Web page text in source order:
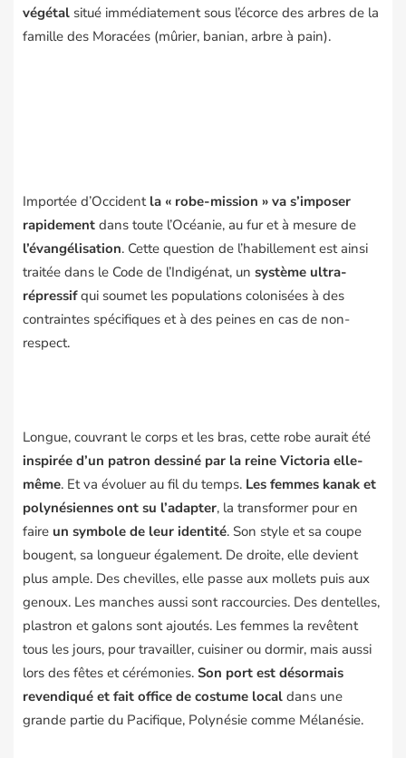
végétal situé immédiatement sous l’écorce des arbres de la
famille des Moracées (mûrier, banian, arbre à pain).
Importée d’Occident la « robe-mission » va s’imposer
rapidement dans toute l’Océanie, au fur et à mesure de
l’évangélisation. Cette question de l’habillement est ainsi
traitée dans le Code de l’Indigénat, un système ultra-
répressifqui soumet les populations colonisées à des
contraintes spécifiques et à des peines en cas de non-
respect.
Longue, couvrant le corps et les bras, cette robe aurait été
inspirée d’un patron dessiné par la reine Victoria elle-
même. Et va évoluer au fil du temps. Les femmes kanak et
polynésiennes ont su l’adapter, la transformer pour en
faire un symbole de leur identité. Son style et sa coupe
bougent, sa longueur également. De droite, elle devient
plus ample. Des chevilles, elle passe aux mollets puis aux
genoux. Les manches aussi sont raccourcies. Des dentelles,
plastron et galons sont ajoutés. Les femmes la revêtent
tous les jours, pour travailler, cuisiner ou dormir, mais aussi
lors des fêtes et cérémonies. Son port est désormais
revendiqué et fait office de costume local dans une
grande partie du Pacifique, Polynésie comme Mélanésie.